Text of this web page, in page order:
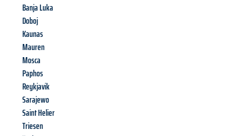
Banja Luka
Doboj
Kaunas
Mauren
Mosca
Paphos
Reykjavik
Sarajewo
Saint Helier
Triesen